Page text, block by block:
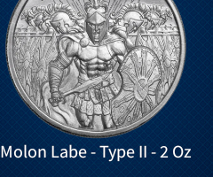
Molon Labe - Type II - 2 Oz